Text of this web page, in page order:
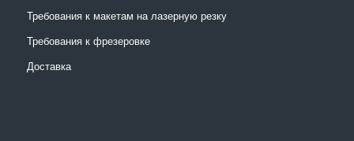
Требования к макетам на лазерную резку
Требования к фрезеровке
Доставка